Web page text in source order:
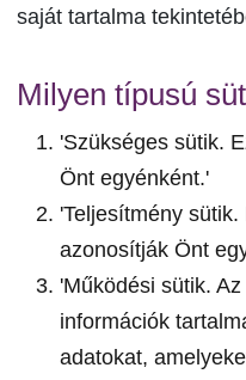
saját tartalma
Milyen típusú
'Szükséges sütik.
Önt egyénként.'
'Teljesítmény
azonosítják Önt
'Működési sütik.
információk
adatokat,